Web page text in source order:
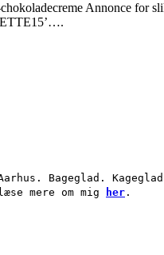
Annonce for
Bageglad.
mere om mig
her .